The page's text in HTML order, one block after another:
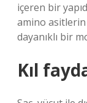
içeren bir
amino
dayanıklı bir
Kıl